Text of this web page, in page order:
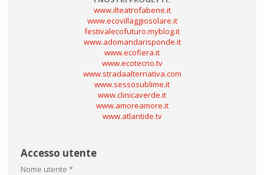
www.ilteatrofabene.it
www.ecovillaggiosolare.it
festivalecofuturo.myblog.it
www.adomandarisponde.it
www.ecofiera.it
www.ecotecno.tv
www.stradaalternativa.com
www.sessosublime.it
www.clinicaverde.it
www.amoreamore.it
www.atlantide.tv
Accesso utente
Nome utente *